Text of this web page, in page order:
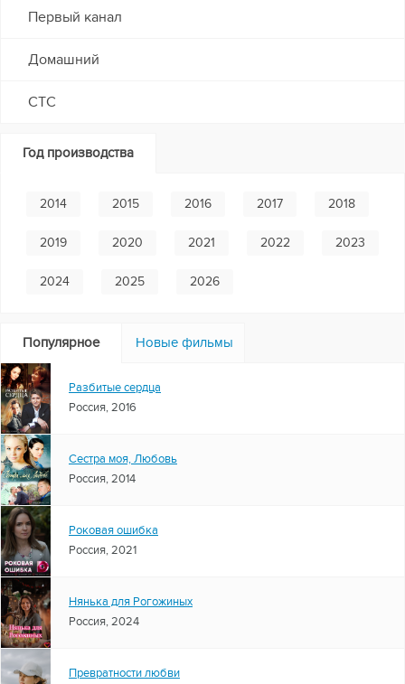
Первый канал
Домашний
СТС
Год производства
2014 2015 2016 2017 2018
2019 2020 2021 2022 2023
2024 2025 2026
Популярное Новые фильмы
Разбитые сердца
Россия, 2016
Сестра моя, Любовь
Россия, 2014
Роковая ошибка
Россия, 2021
Нянька для Рогожиных
Россия, 2024
Превратности любви